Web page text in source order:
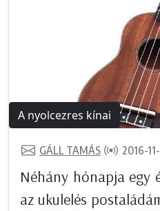
A nyolcezres kínai
GÁLL TAMÁS 2016-
Néhány hónapja egy
az ukulelés